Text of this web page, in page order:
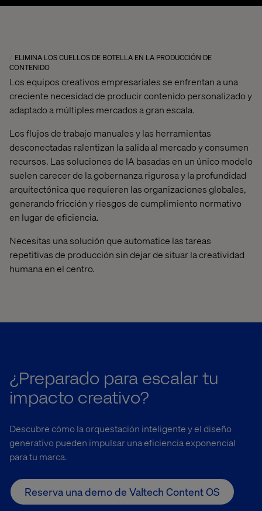
ELIMINA LOS CUELLOS DE BOTELLA EN LA PRODUCCIÓN DE
CONTENIDO
Los equipos creativos empresariales se enfrentan a una
creciente necesidad de producir contenido personalizado y
adaptado a múltiples mercados a gran escala.
Los flujos de trabajo manuales y las herramientas
desconectadas ralentizan la salida al mercado y consumen
recursos. Las soluciones de IA basadas en un único modelo
suelen carecer de la gobernanza rigurosa y la profundidad
arquitectónica que requieren las organizaciones globales,
generando fricción y riesgos de cumplimiento normativo
en lugar de eficiencia.
Necesitas una solución que automatice las tareas
repetitivas de producción sin dejar de situar la creatividad
humana en el centro.
¿Preparado para escalar tu
impacto creativo?
Descubre cómo la orquestación inteligente y el diseño
generativo pueden impulsar una eficiencia exponencial
para tu marca.
Reserva una demo de Valtech Content OS